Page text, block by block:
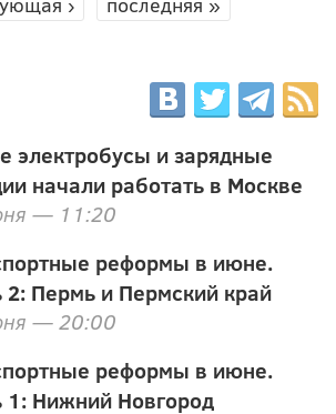
электробусы и зарядные
начали работать в Москве
— 11:20
реформы в июне.
2: Пермь и Пермский край
— 20:00
реформы в июне.
1: Нижний Новгород